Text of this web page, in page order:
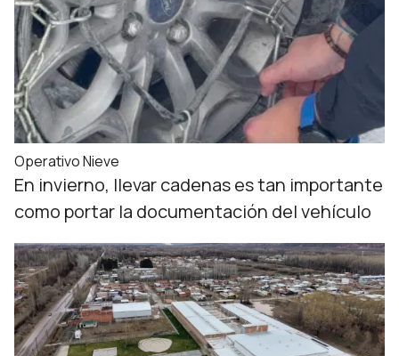
Operativo Nieve
En invierno, llevar cadenas es tan importante
como portar la documentación del vehículo